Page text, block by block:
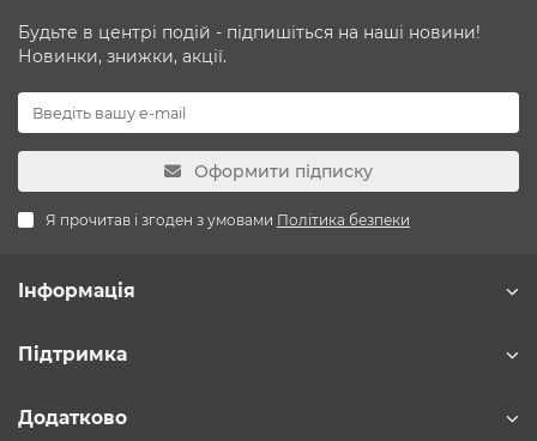
Будьте в центрі подій - підпишіться на наші новини!
Новинки, знижки, акції.
Оформити підписку
Я прочитав і згоден з умовами Політика безпеки
Інформація
Підтримка
Додатково